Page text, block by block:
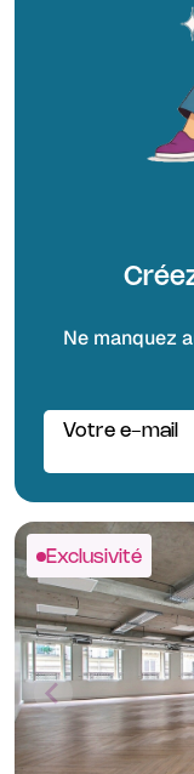
Ne manquez
Votre e-mail
Exclusivité